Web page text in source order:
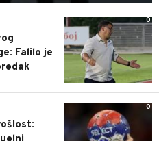
0
Falilo je
0